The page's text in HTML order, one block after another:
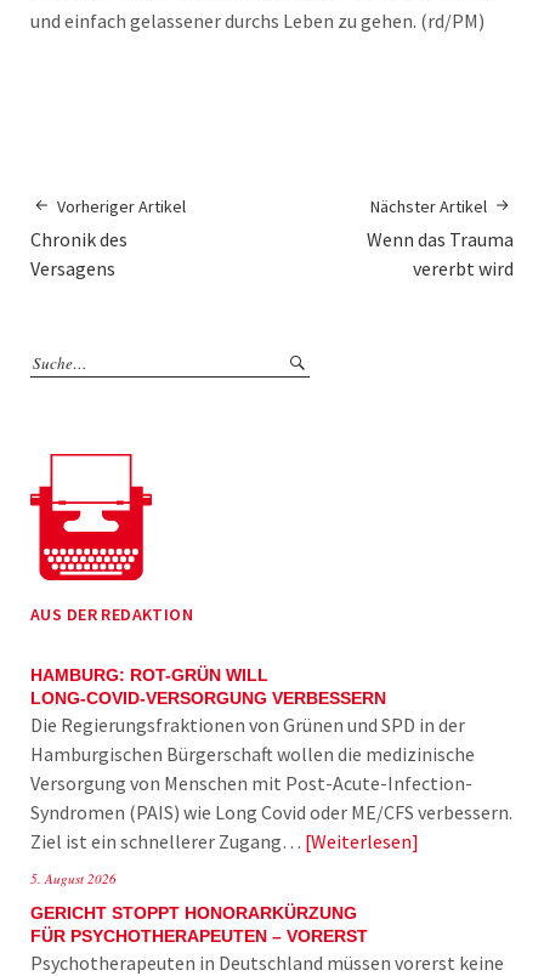
und einfach gelassener durchs Leben zu gehen. (rd/PM)
Vorheriger Artikel
Chronik des
Versagens
Nächster Artikel
Wenn das Trauma
vererbt wird
AUS DER REDAKTION
HAMBURG: ROT-GRÜN WILL
LONG-COVID-VERSORGUNG VERBESSERN
Die Regierungsfraktionen von Grünen und SPD in der
Hamburgischen Bürgerschaft wollen die medizinische
Versorgung von Menschen mit Post-Acute-Infection-
Syndromen (PAIS) wie Long Covid oder ME/CFS verbessern.
Ziel ist ein schnellerer Zugang… Weiterlesen
5. August 2026
GERICHT STOPPT HONORARKÜRZUNG
FÜR PSYCHOTHERAPEUTEN – VORERST
Psychotherapeuten in Deutschland müssen vorerst keine